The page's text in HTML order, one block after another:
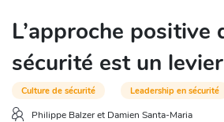
L’approche positive
sécurité est un
Culture de sécurité Leadership en sécurité
Philippe Balzer et Damien Santa-Maria